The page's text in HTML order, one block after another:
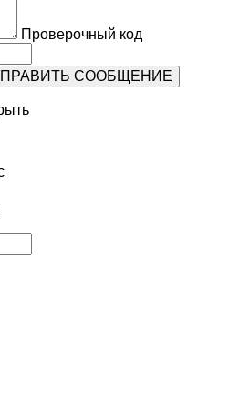
Проверочный код